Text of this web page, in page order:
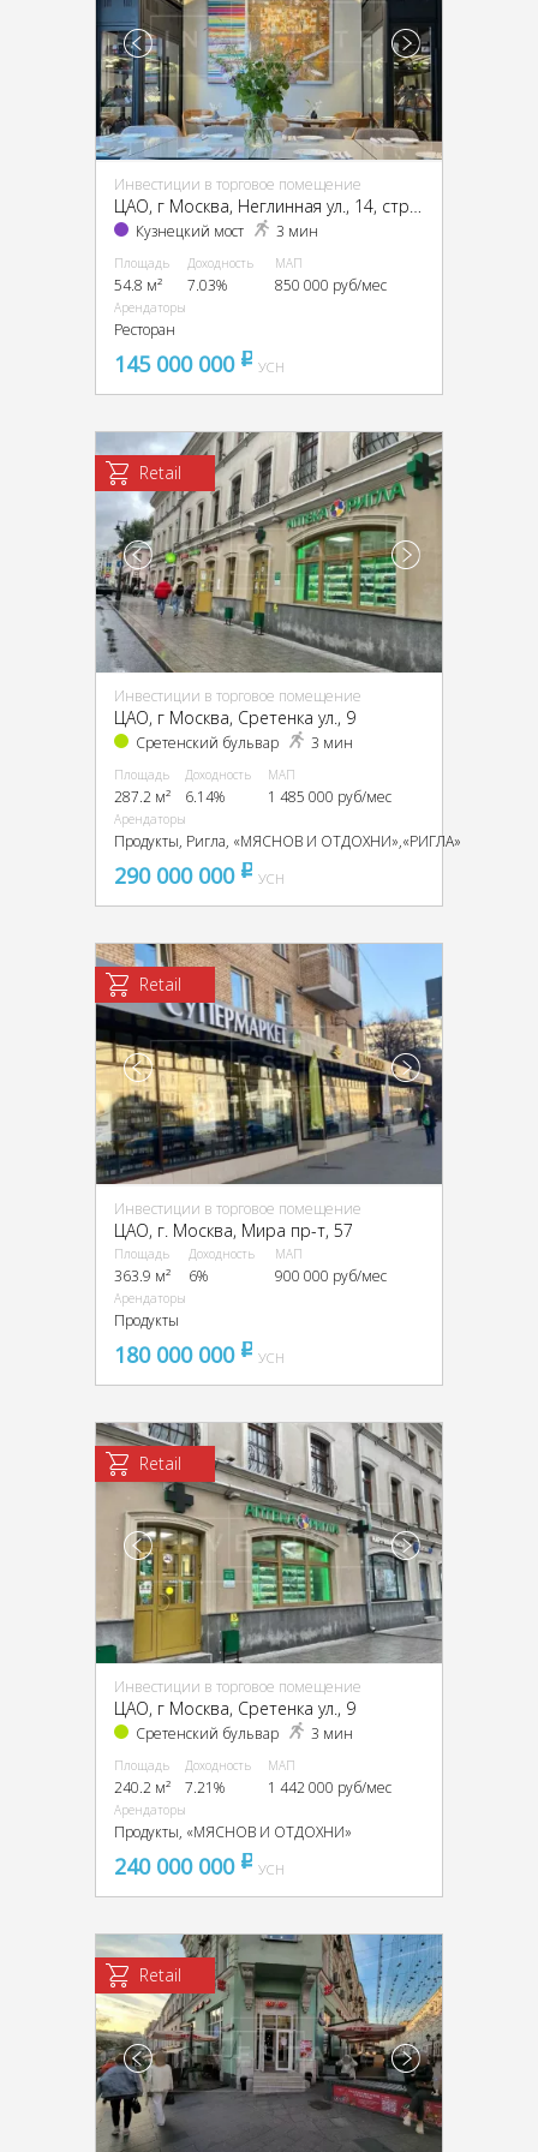
Инвестиции в торговое помещение
Кузнецкий мост 3 мин
Площадь
54.8 м²
Доходность
7.03%
МАП
850 000 руб/мес
Арендаторы
Ресторан
145 000 000 pуб
УСН
Retail
Инвестиции в торговое помещение
ЦАО, г Москва, Сретенка ул., 9
Сретенский бульвар 3 мин
Площадь
287.2 м²
Доходность
6.14%
МАП
1 485 000 руб/мес
Арендаторы
Продукты, Ригла, «МЯСНОВ И ОТДОХНИ»,«РИГЛА»
290 000 000 pуб
УСН
Retail
Инвестиции в торговое помещение
ЦАО, г. Москва, Мира пр-т, 57
Площадь
363.9 м²
Доходность
6%
МАП
900 000 руб/мес
Арендаторы
Продукты
180 000 000 pуб
УСН
Retail
Инвестиции в торговое помещение
ЦАО, г Москва, Сретенка ул., 9
Сретенский бульвар 3 мин
Площадь
240.2 м²
Доходность
7.21%
МАП
1 442 000 руб/мес
Арендаторы
Продукты, «МЯСНОВ И ОТДОХНИ»
240 000 000 pуб
УСН
Retail